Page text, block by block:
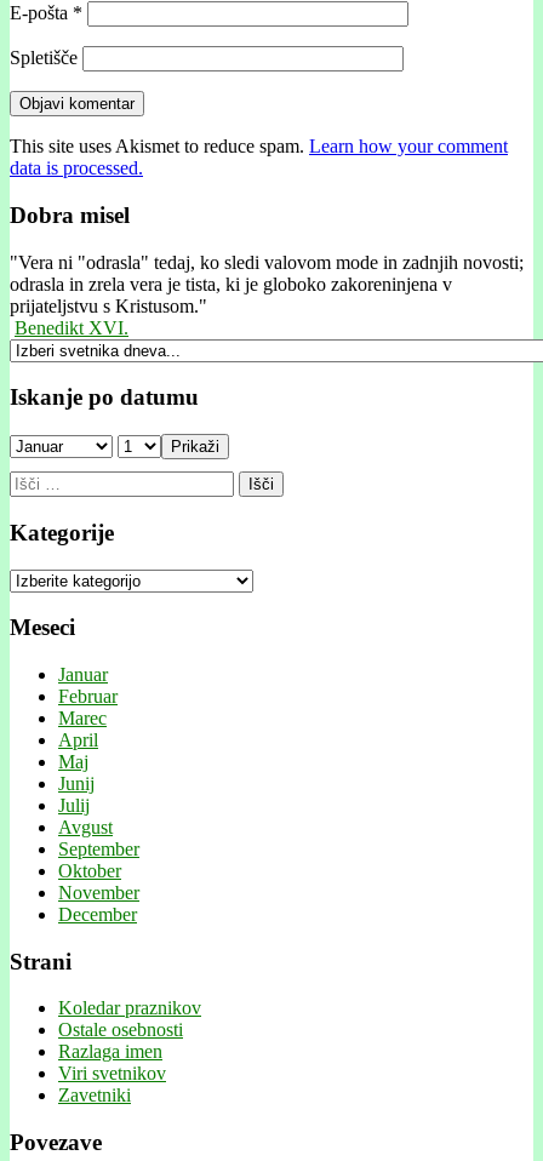
E-pošta *
Spletišče
This site uses Akismet to reduce spam. Learn how your comment
data is processed.
Dobra misel
"Vera ni "odrasla" tedaj, ko sledi valovom mode in zadnjih novosti;
odrasla in zrela vera je tista, ki je globoko zakoreninjena v
prijateljstvu s Kristusom."
Benedikt XVI.
Iskanje po datumu
Prikaži
Išči:
Kategorije
Kategorije
Meseci
Januar
Februar
Marec
April
Maj
Junij
Julij
Avgust
September
Oktober
November
December
Strani
Koledar praznikov
Ostale osebnosti
Razlaga imen
Viri svetnikov
Zavetniki
Povezave